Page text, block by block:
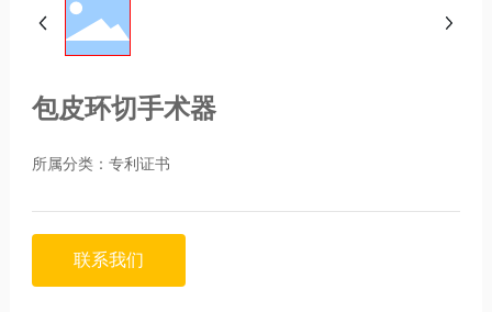
包皮环切手术器
所属分类： 专利证书
联系我们